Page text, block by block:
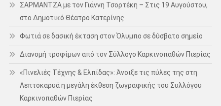
ΣΑΡΜΑΝΤΖΑ με τον Γιάννη Τσορτέκη – Στις 19 Αυγούστου,
στο Δημοτικό Θέατρο Κατερίνης
Φωτιά σε δασική έκταση στον Όλυμπο σε δύσβατο σημείο
Διανομή τροφίμων από τον Σύλλογο Καρκινοπαθών Πιερίας
«Πινελιές Τέχνης & Ελπίδας»: Άνοιξε τις πύλες της στη
Λεπτοκαρυά η μεγάλη έκθεση ζωγραφικής του Συλλόγου
Καρκινοπαθών Πιερίας